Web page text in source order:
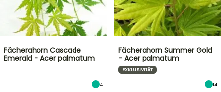
Fächerahorn Cascade
Emerald - Acer palmatum
4
Fächerahorn Summer Gold
- Acer palmatum
EXKLUSIVITÄT
14